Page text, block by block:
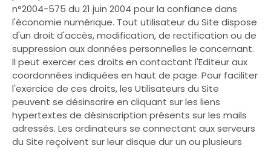
n°2004-575 du 21 juin 2004 pour la confiance dans
l'économie numérique. Tout utilisateur du Site dispose
d'un droit d'accès, modification, de rectification ou de
suppression aux données personnelles le concernant.
Il peut exercer ces droits en contactant l'Editeur aux
coordonnées indiquées en haut de page. Pour faciliter
l'exercice de ces droits, les Utilisateurs du Site
peuvent se désinscrire en cliquant sur les liens
hypertextes de désinscription présents sur les mails
adressés. Les ordinateurs se connectant aux serveurs
du Site reçoivent sur leur disque dur un ou plusieurs